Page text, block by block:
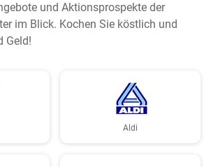
und Aktionsprospekte der
im Blick. Kochen Sie köstlich und
Geld!
Aldi